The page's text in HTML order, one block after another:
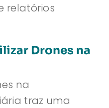
relatórios
Drones na
na
traz uma